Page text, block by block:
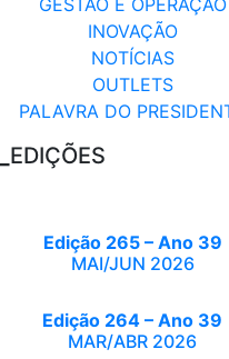
GESTÃO E OPERAÇÃO
INOVAÇÃO
NOTÍCIAS
OUTLETS
PALAVRA DO
EDIÇÕES
Edição 265 – Ano 39
MAI/JUN 2026
Edição 264 – Ano 39
MAR/ABR 2026